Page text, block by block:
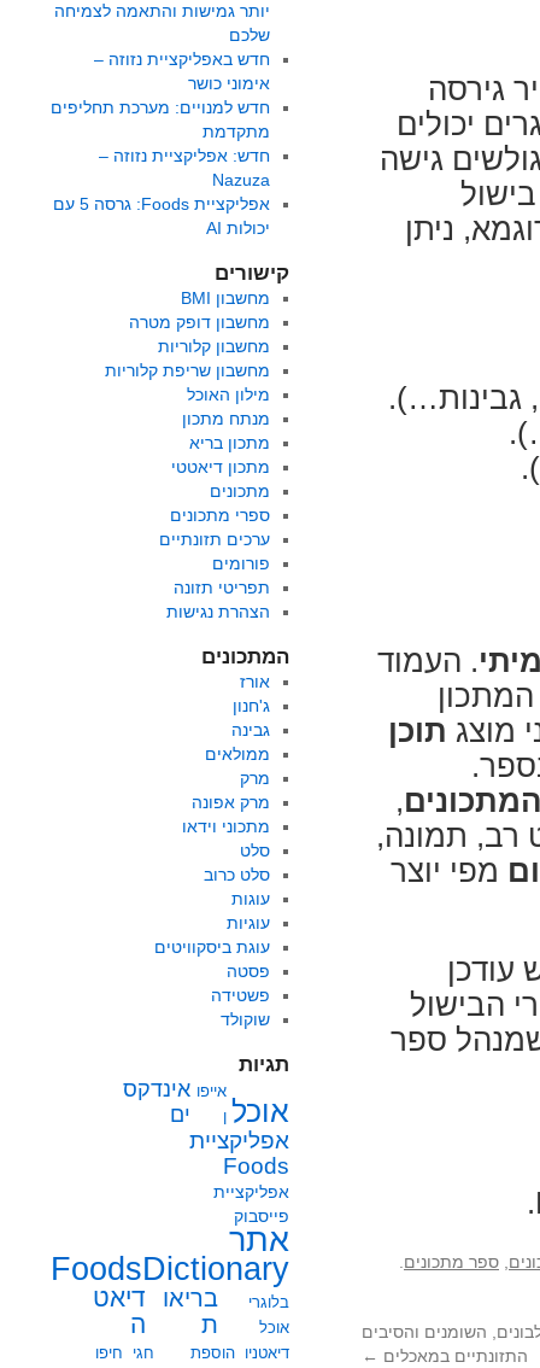
גירסה
יכולים
גישה
ניתן
גבינות…).
. העמוד
מוצג תוכן
,
עם פירוט רב, תמונה,
מפי יוצר
עודכן
הבישול
ספר
ספר מתכונים
השומנים והסיבים
התזונתיים במאכלים ←
יותר גמישות והתאמה לצמיחה
שלכם
חדש באפליקציית נזוזה –
אימוני כושר
חדש למנויים: מערכת תחליפים
מתקדמת
חדש: אפליקציית נזוזה –
Nazuza
אפליקציית Foods: גרסה 5 עם
יכולות AI
קישורים
מחשבון BMI
מחשבון דופק מטרה
מחשבון קלוריות
מחשבון שריפת קלוריות
מילון האוכל
מנתח מתכון
מתכון בריא
מתכון דיאטטי
מתכונים
ספרי מתכונים
ערכים תזונתיים
פורומים
תפריטי תזונה
הצהרת נגישות
המתכונים
אורז
ג'חנון
גבינה
ממולאים
מרק
מרק אפונה
מתכוני וידאו
סלט
סלט כרוב
עוגות
עוגיות
עוגת ביסקוויטים
פסטה
פשטידה
שוקולד
תגיות
אוכל
אייפו
ן
אינדקס
ים
אפליקציית
Foods
אפליקציית
פייסבוק
אתר
FoodsDictionary
בלוגרי
אוכל
בריאו
ת
דיאט
ה
דיאטניו הוספת
חגי
חיפו